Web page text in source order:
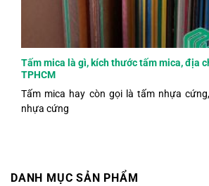
Tấm mica là gì, kích thước tấm mica, địa
TPHCM
Tấm mica hay còn gọi là tấm nhựa
nhựa cứng
DANH MỤC SẢN PHẨM